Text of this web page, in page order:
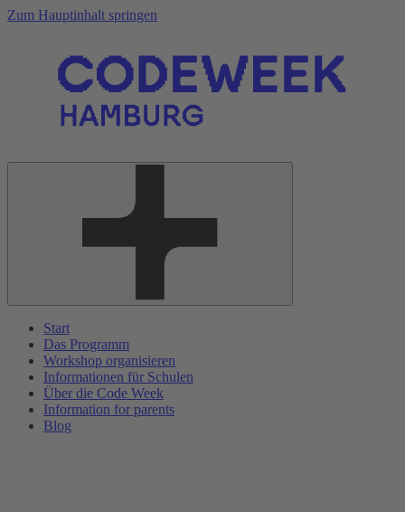
Zum Hauptinhalt springen
Start
Das Programm
Workshop organisieren
Informationen für Schulen
Über die Code Week
Information for parents
Blog